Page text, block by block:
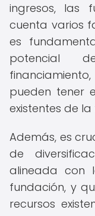
ingresos, las
cuenta varios
es
potencial
pueden tener
existentes de
Además, es
de
alineada con
fundación, y
recursos